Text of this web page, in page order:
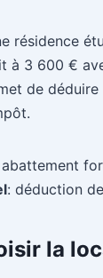
résidence
à 3 600 €
de
abattement
: déduction
la